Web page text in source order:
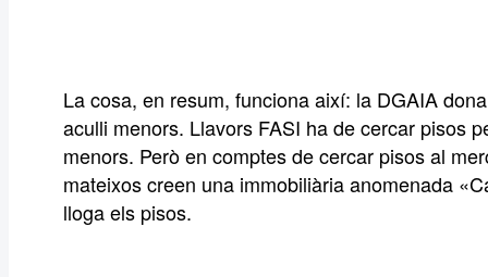
La cosa, en resum, funciona així: la DGAIA
aculli menors. Llavors FASI ha de cercar pisos
menors. Però en comptes de cercar pisos al
mateixos creen una immobiliària anomenada
lloga els pisos.